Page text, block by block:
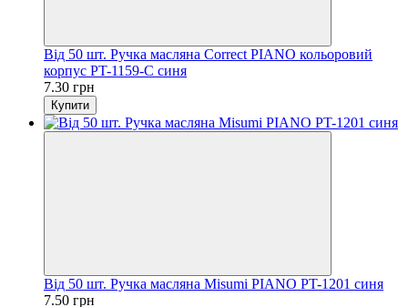
Від 50 шт. Ручка масляна Correct PIANO кольоровий
корпус PT-1159-C синя
7.30 грн
Купити
Від 50 шт. Ручка масляна Misumi PIANO PT-1201 синя
7.50 грн